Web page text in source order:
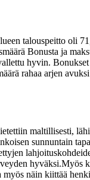
talouspeitto oli
Bonusta ja
hyvin.
rahaa arjen
maltillisesti,
sunnuntain
hyväksi.Myös
näin kiittää